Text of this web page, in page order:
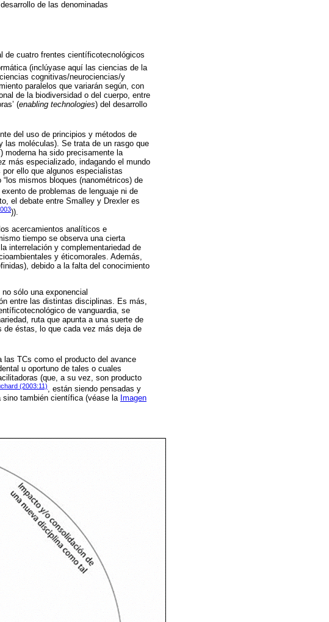
de las denominadas
de cuatro frentes científicotecnológicos
(inclúyase aquí las ciencias de la
cognitivas/neurociencias/y
paralelos que variarán según, con
de la biodiversidad o del cuerpo, entre
(enabling technologies) del desarrollo
del uso de principios y métodos de
las moléculas). Se trata de un rasgo que
moderna ha sido precisamente la
más especializado, indagando el mundo
ello que algunos especialistas
mismos bloques (nanométricos) de
de problemas de lenguaje ni de
el debate entre Smalley y Drexler es
)).
acercamientos analíticos e
tiempo se observa una cierta
interrelación y complementariedad de
y éticomorales. Además,
debido a la falta del conocimiento
sólo una exponencial
entre las distintas disciplinas. Es más,
de vanguardia, se
ruta que apunta a una suerte de
éstas, lo que cada vez más deja de
las TCs como el producto del avance
u oportuno de tales o cuales
(que, a su vez, son producto
(2003:11), están siendo pensadas y
sino también científica (véase la Imagen